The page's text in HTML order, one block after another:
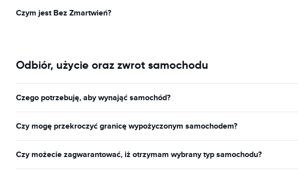
Czym jest Bez Zmartwień?
Odbiór, użycie oraz zwrot samochodu
Czego potrzebuję, aby wynająć samochód?
Czy mogę przekroczyć granicę wypożyczonym samochodem?
Czy możecie zagwarantować, iż otrzymam wybrany typ samochodu?